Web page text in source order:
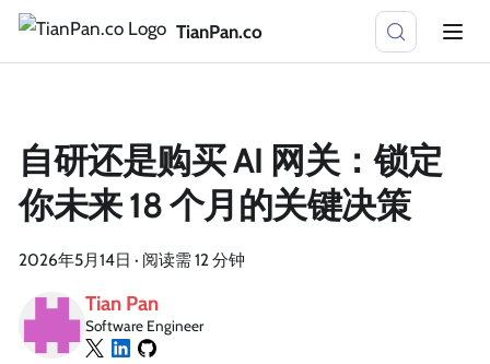
TianPan.co
自研还是购买 AI 网关：锁定
你未来 18 个月的关键决策
2026年5月14日 · 阅读需 12 分钟
Tian Pan
Software Engineer